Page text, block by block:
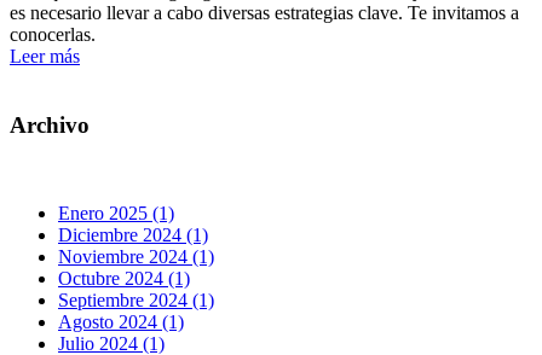
es necesario llevar a cabo diversas estrategias clave. Te invitamos a
conocerlas.
Leer más
Archivo
Enero 2025 (1)
Diciembre 2024 (1)
Noviembre 2024 (1)
Octubre 2024 (1)
Septiembre 2024 (1)
Agosto 2024 (1)
Julio 2024 (1)